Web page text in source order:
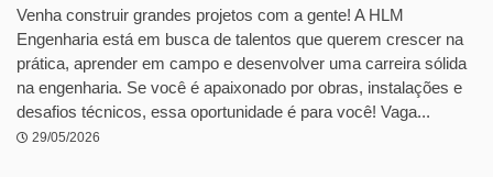
Venha construir grandes projetos com a gente! A HLM
Engenharia está em busca de talentos que querem crescer na
prática, aprender em campo e desenvolver uma carreira sólida
na engenharia. Se você é apaixonado por obras, instalações e
desafios técnicos, essa oportunidade é para você! Vaga...
29/05/2026